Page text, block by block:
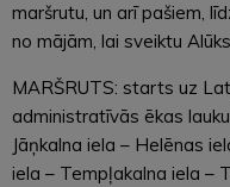
maršrutu, un arī pašiem,
no mājām, lai sveiktu
MARŠRUTS: starts uz
administratīvās ēkas
Jāņkalna iela – Helēnas
iela – Tempļakalna iela –